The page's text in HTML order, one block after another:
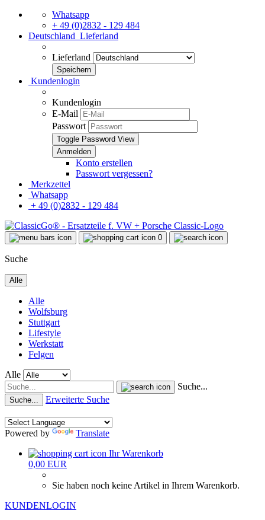
Whatsapp
+ 49 (0)2832 - 129 484
Deutschland Lieferland
Lieferland
Kundenlogin
Kundenlogin
E-Mail
Passwort
Toggle Password View
Konto erstellen
Passwort vergessen?
Merkzettel
Whatsapp
+ 49 (0)2832 - 129 484
0
Suche
Alle
Alle
Wolfsburg
Stuttgart
Lifestyle
Werkstatt
Felgen
Alle
Suche...
Suche... Erweiterte Suche
Powered by
Translate
Ihr Warenkorb
0,00 EUR
Sie haben noch keine Artikel in Ihrem Warenkorb.
KUNDENLOGIN